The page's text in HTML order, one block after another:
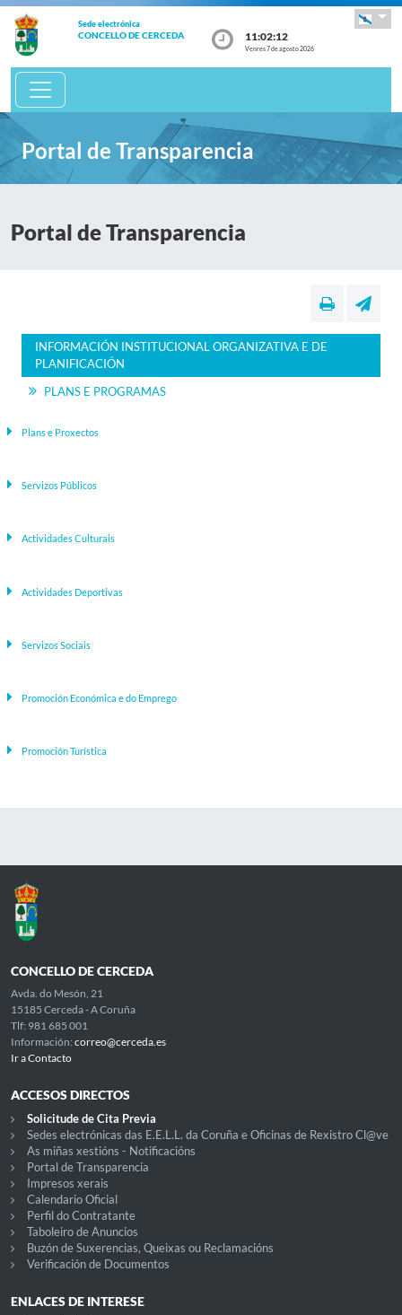
Sede electrónica
CONCELLO DE CERCEDA 11:02:13
Venres 7 de agosto 2026
Portal de Transparencia
Portal de Transparencia
INFORMACIÓN INSTITUCIONAL ORGANIZATIVA E DE
PLANIFICACIÓN
PLANS E PROGRAMAS
Plans e Proxectos
Servizos Públicos
Actividades Culturais
Actividades Deportivas
Servizos Sociais
Promoción Económica e do Emprego
Promoción Turística
CONCELLO DE CERCEDA
Avda. do Mesón, 21
15185 Cerceda - A Coruña
Tlf: 981 685 001
Información: correo@cerceda.es
Ir a Contacto
ACCESOS DIRECTOS
Solicitude de Cita Previa
Sedes electrónicas das E.E.L.L. da Coruña e Oficinas de Rexistro Cl@ve
As miñas xestións - Notificacións
Portal de Transparencia
Impresos xerais
Calendario Oficial
Perfil do Contratante
Taboleiro de Anuncios
Buzón de Suxerencias, Queixas ou Reclamacións
Verificación de Documentos
ENLACES DE INTERESE